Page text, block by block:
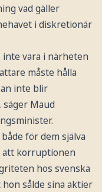
vad gäller
i diskretionär
inte vara i närheten
måste hålla
inte blir
Maud
för dem själva
att korruptionen
hos svenska
sålde sina aktier